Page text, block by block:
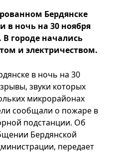
Бердянске
в ночь на 30 ноября
городе начались
и электричеством.
в ночь на 30
звуки которых
микрорайонах
сообщали о пожаре в
подстанции. Об
Бердянской
передает